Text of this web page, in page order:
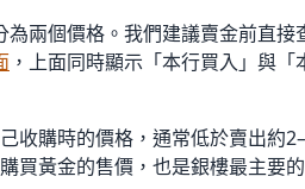
兩個價格。我們建議賣金前直
，上面同時顯示「本行買入」與
收購時的價格，通常低於賣出約
買黃金的售價，也是銀樓最主要